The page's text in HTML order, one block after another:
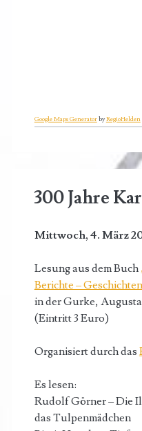
Google Maps GeneratorbyRegioHelden
300 Jahre
Mittwoch, 4. März
Lesung aus dem Buch
Berichte –
in der Gurke,
(Eintritt 3 Euro)
Organisiert durch das
Es lesen:
Rudolf Görner – Die
das Tulpenmädchen